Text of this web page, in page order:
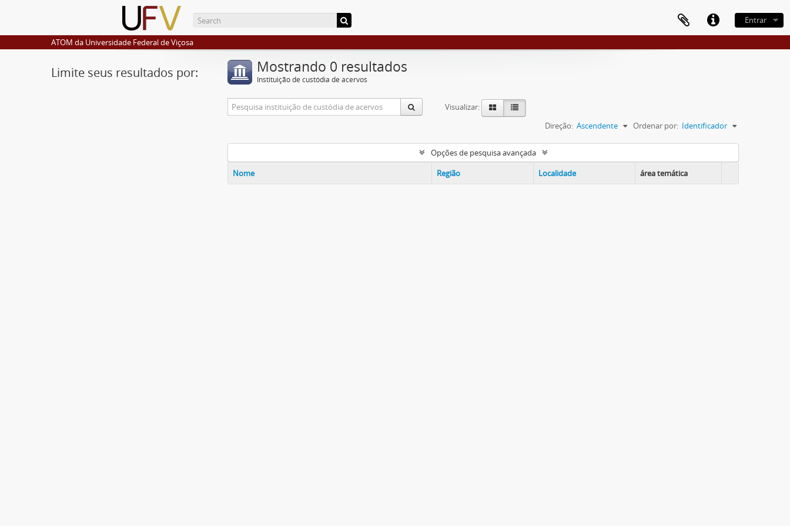
Entrar
ATOM da Universidade Federal de Viçosa
Limite seus resultados por: Mostrando 0 resultados
Instituição de custódia de acervos
Visualizar:
Ordenar por: Identificador
Direção: Ascendente
Opções de pesquisa avançada
Nome
Região Localidade área temática